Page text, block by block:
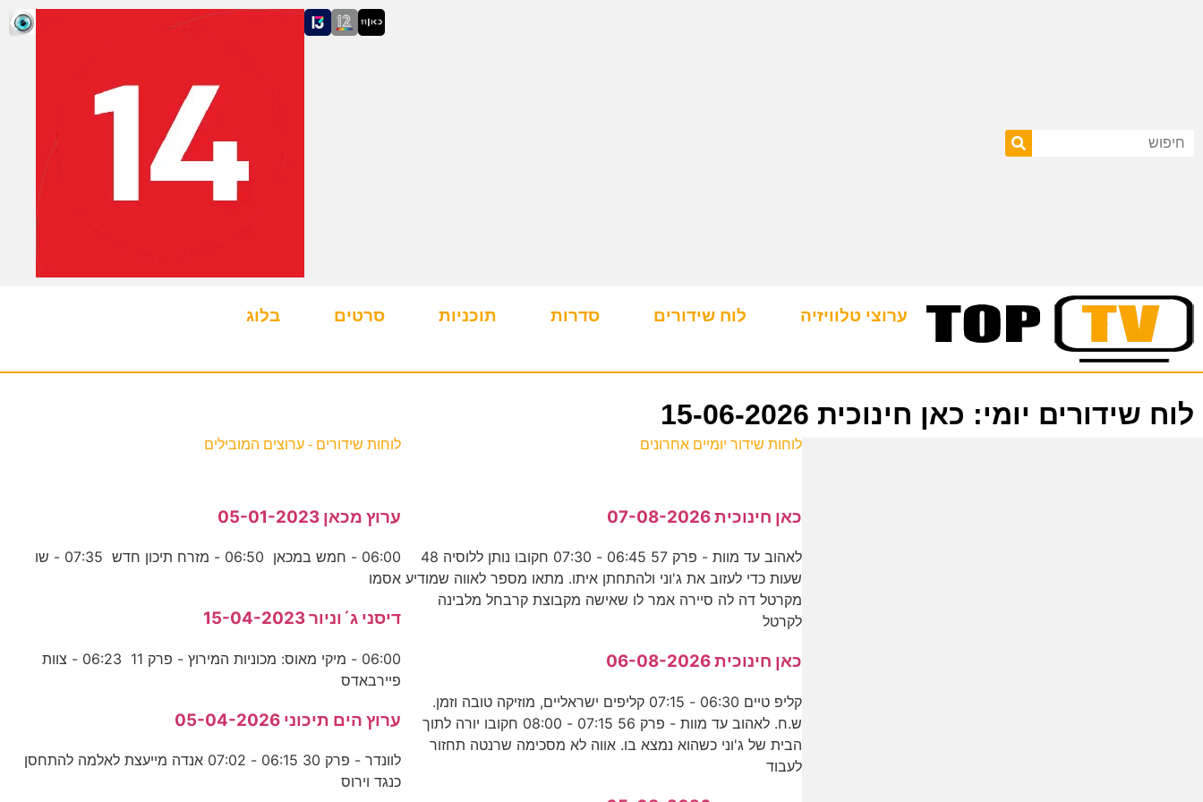
ערוצי טלוויזיה לוח שידורים סדרות תוכניות סרטים בלוג
לוח שידורים יומי: כאן חינוכית 15-06-2026
לוחות שידור יומיים אחרונים
כאן חינוכית 07-08-2026
לאהוב עד מוות - פרק 57 06:45 - 07:30 חקובו נותן ללוסיה 48
שעות כדי לעזוב את ג'וני ולהתחתן איתו. מתאו מספר לאווה שמודיע
מקרטל דה לה סיירה אמר לו שאישה מקבוצת קרבחל מלבינה
לקרטל
כאן חינוכית 06-08-2026
קליפ טיים 06:30 - 07:15 קליפים ישראליים, מוזיקה טובה וזמן.
ש.ח. לאהוב עד מוות - פרק 56 07:15 - 08:00 חקובו יורה לתוך
הבית של ג'וני כשהוא נמצא בו. אווה לא מסכימה שרנטה תחזור
לעבוד
לוחות שידורים - ערוצים המובילים
ערוץ מכאן 05-01-2023
06:00 - חמש במכאן 06:50 - מזרח תיכון חדש 07:35 - שו
אסמו
דיסני ג´וניור 15-04-2023
06:00 - מיקי מאוס: מכוניות המירוץ - פרק 11 06:23 - צוות
פיירבאדס
ערוץ הים תיכוני 05-04-2026
לוונדר - פרק 30 06:15 - 07:02 אנדה מייעצת לאלמה להתחסן
כנגד וירוס